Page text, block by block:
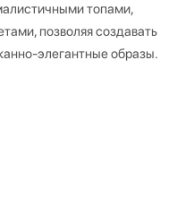
топами,
позволяя создавать
элегантные образы.